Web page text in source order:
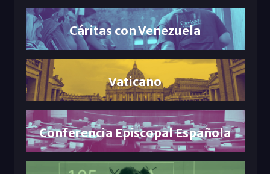
Cáritas con Venezuela
Vaticano
Conferencia Episcopal Española